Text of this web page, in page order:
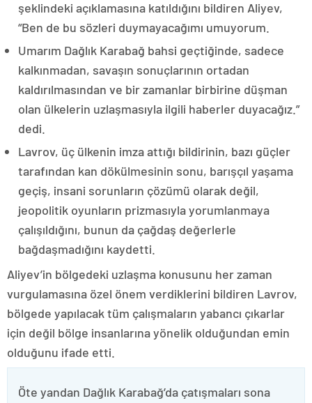
şeklindeki açıklamasına katıldığını bildiren Aliyev,
“Ben de bu sözleri duymayacağımı umuyorum.
Umarım Dağlık Karabağ bahsi geçtiğinde, sadece
kalkınmadan, savaşın sonuçlarının ortadan
kaldırılmasından ve bir zamanlar birbirine düşman
olan ülkelerin uzlaşmasıyla ilgili haberler duyacağız.”
dedi.
Lavrov, üç ülkenin imza attığı bildirinin, bazı güçler
tarafından kan dökülmesinin sonu, barışçıl yaşama
geçiş, insani sorunların çözümü olarak değil,
jeopolitik oyunların prizmasıyla yorumlanmaya
çalışıldığını, bunun da çağdaş değerlerle
bağdaşmadığını kaydetti.
Aliyev’in bölgedeki uzlaşma konusunu her zaman
vurgulamasına özel önem verdiklerini bildiren Lavrov,
bölgede yapılacak tüm çalışmaların yabancı çıkarlar
için değil bölge insanlarına yönelik olduğundan emin
olduğunu ifade etti.
Öte yandan Dağlık Karabağ’da çatışmaları sona